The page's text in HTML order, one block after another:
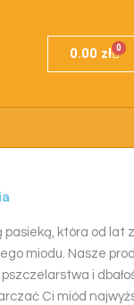
0.00 zł 0
która od lat
miodu. Nasze
i
Ci miód